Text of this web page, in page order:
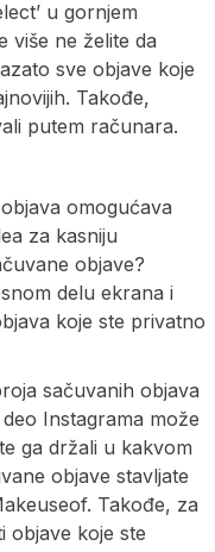
u gornjem
više ne želite da
sve objave koje
Takođe,
putem računara.
omogućava
za kasniju
objave?
delu ekrana i
koje ste privatno
sačuvanih objava
Instagrama može
ga držali u kakvom
objave stavljate
Takođe, za
objave koje ste